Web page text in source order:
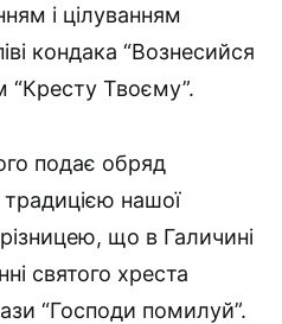
і цілуванням
кондака “Возне­сийся
“Кресту Твоєму”.
подає обряд
нашої
що в Галичині
святого хреста
“Господи помилуй”.